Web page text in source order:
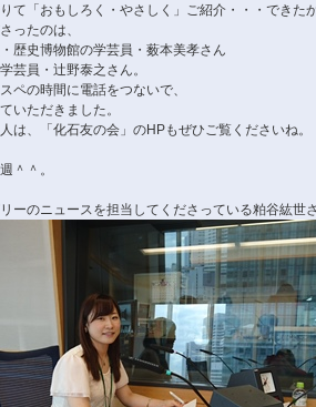
て「おもしろく・やさしく」ご紹介・・・できたか
ったのは、
歴史博物館の学芸員・薮本美孝さん
芸員・辻野泰之さん。
ペの時間に電話をつないで、
いただきました。
は、「化石友の会」のHPもぜひご覧くださいね。
＾＾。
ーのニュースを担当してくださっている粕谷紘世